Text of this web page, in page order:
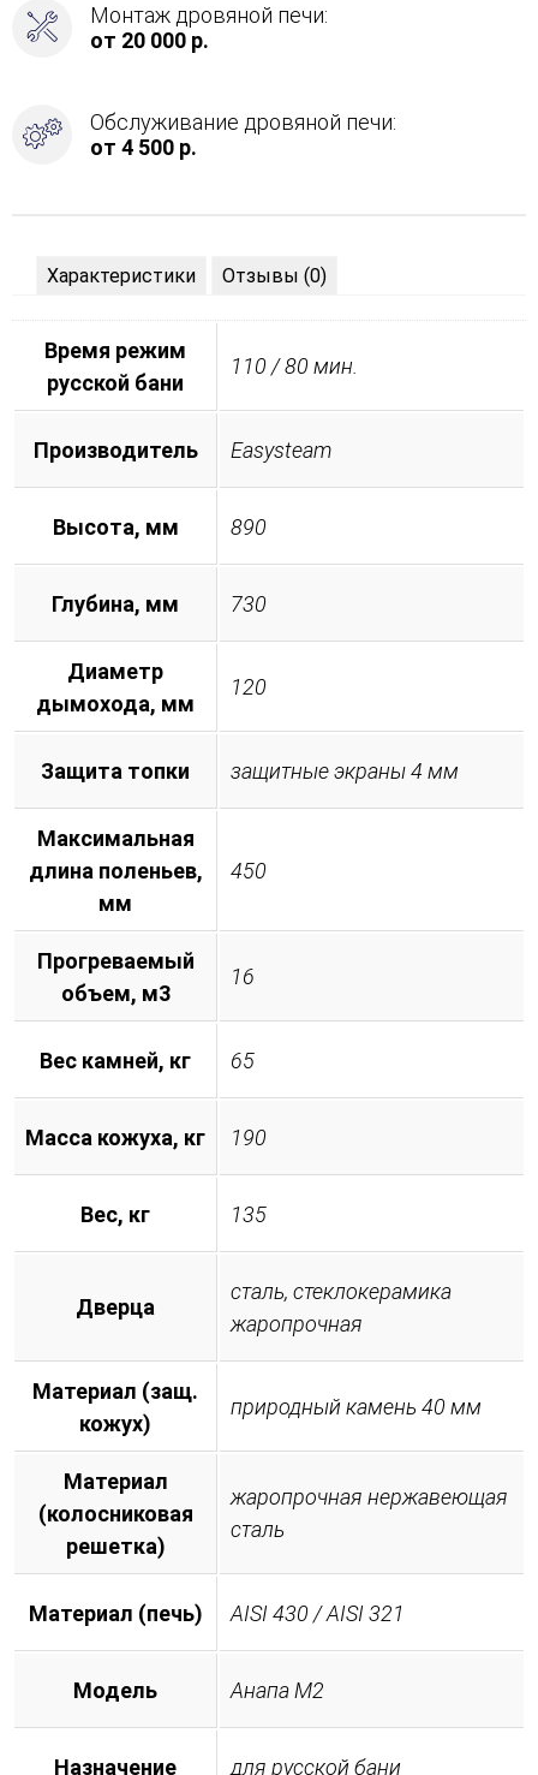
Монтаж дровяной печи:
от 20 000 р.
Обслуживание дровяной печи:
от 4 500 р.
Характеристики Отзывы (0)
Время режим
русской бани
110 / 80 мин.
Производитель Easysteam
Высота, мм 890
Глубина, мм 730
Диаметр
дымохода, мм
120
Защита топки защитные экраны 4 мм
Максимальная
длина поленьев,
мм
450
Прогреваемый
объем, м3
16
Вес камней, кг 65
Масса кожуха, кг 190
Вес, кг 135
Дверца
сталь, стеклокерамика
жаропрочная
Материал (защ.
кожух)
природный камень 40 мм
Материал
(колосниковая
решетка)
жаропрочная нержавеющая
сталь
Материал (печь) AISI 430 / AISI 321
Модель Анапа М2
Назначение для русской бани